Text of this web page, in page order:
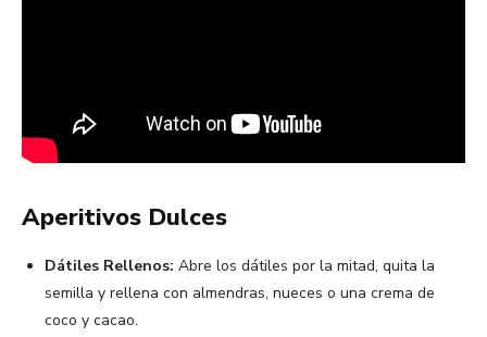
Aperitivos Dulces
Dátiles Rellenos: Abre los dátiles por la mitad, quita la
semilla y rellena con almendras, nueces o una crema de
coco y cacao.